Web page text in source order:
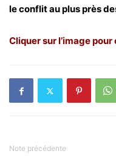
le conflit au plus près
Cliquer sur l’image
Note précédente